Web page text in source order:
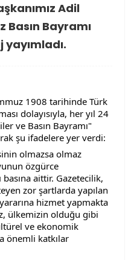
Adil
Basın Bayramı
yayımladı.
1908 tarihinde Türk
dolayısıyla, her yıl 24
ve Basın Bayramı"
şu ifadelere yer verdi:
olmazsa olmaz
özgürce
aittir. Gazetecilik,
zor şartlarda yapılan
hizmet yapmakta
ülkemizin olduğu gibi
ve ekonomik
önemli katkılar